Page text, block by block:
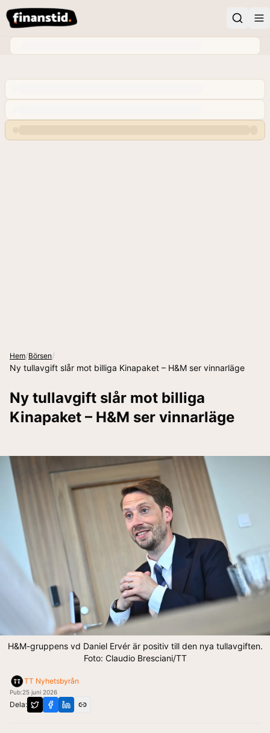
Hem/Börsen/
Ny tullavgift slår mot billiga Kinapaket – H&M ser vinnarläge
Ny tullavgift slår mot billiga
Kinapaket – H&M ser vinnarläge
H&M-gruppens vd Daniel Ervér är positiv till den nya tullavgiften.
Foto: Claudio Bresciani/TT
TT Nyhetsbyrån
Pub:25 juni 2026
Dela: